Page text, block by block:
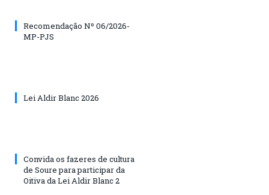
Recomendação Nº 06/2026-
MP-PJS
Lei Aldir Blanc 2026
Convida os fazeres de cultura
de Soure para participar da
Oitiva da Lei Aldir Blanc 2